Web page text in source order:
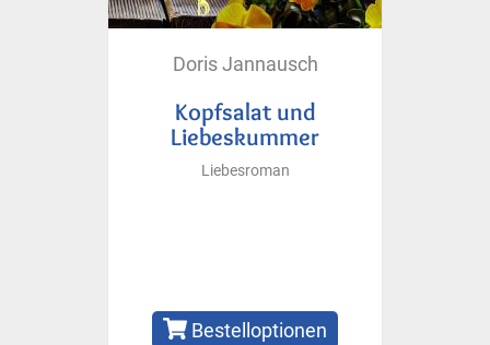
Doris Jannausch
Kopfsalat und
Liebeskummer
Liebesroman
Bestelloptionen